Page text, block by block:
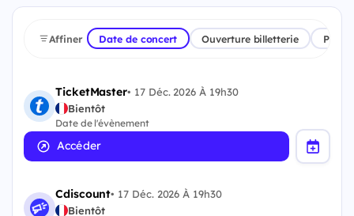
Affiner Date de concert Ouverture billetterie
TicketMaster• 17 Déc. 2026 À 19h30
Bientôt
Date de l'évènement
Accéder
Cdiscount• 17 Déc. 2026 À 19h30
Bientôt